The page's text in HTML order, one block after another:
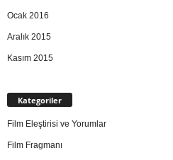
Ocak 2016
Aralık 2015
Kasım 2015
Kategoriler
Film Eleştirisi ve Yorumlar
Film Fragmanı